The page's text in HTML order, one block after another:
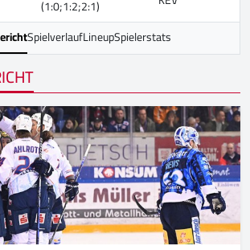
(1:0;1:2;2:1)
SpielverlaufLineupSpielerstats